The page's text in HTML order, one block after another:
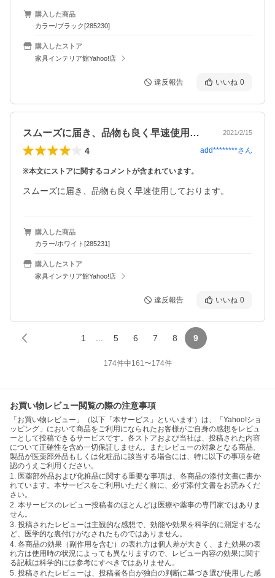
購入した商品
カラー/ブラック[285230]
購入したストア
家具インテリア館Yahoo!店
違反報告 いいね 0
スムーズに届き、品物も良く早速使用して… 2021/2/15
4 add********さん
※本文にストアに関するコメントが含まれています。
スムーズに届き、品物も良く早速使用しております。
購入した商品
カラー/ホワイト[285231]
購入したストア
家具インテリア館Yahoo!店
違反報告 いいね 0
1 5 6 7 8 9
174件中161〜174件
お買い物レビュー閲覧の際の注意事項
「お買い物レビュー」（以下「本サービス」といいます）は、「Yahoo!ショ
ッピング」において商品をご利用になられたお客様がご自身の感想をレビュ
ーとして投稿できるサービスです。各ストアおよび当社は、投稿された内容
について正確性を含め一切保証しません。またレビューの対象となる商品、
製品が医薬部外品もしくは化粧品に該当する場合には、特に以下の事項を確
認のうえご利用ください。
1. 医薬部外品および化粧品に関する重要な事項は、各商品の添付文書に書か
れています。本サービスをご利用いただく前に、必ず添付文書をお読みくだ
さい。
2. 本サービスのレビュー投稿者のほとんどは医療や薬事の専門家ではありま
せん。
3. 投稿されたレビューは主観的な感想で、効能や効果を科学的に測定するな
ど、医学的な裏付けがなされたものではありません。
4. 各商品の効果（副作用を含む）の表れ方は個人差が大きく、また効果の表
れ方は使用時の状況によっても異なりますので、レビュー内容の効果に関す
る記載は科学的には参考にすべきではありません。
5. 投稿されたレビューは、投稿者各自が独自の判断に基づき選び使用した感